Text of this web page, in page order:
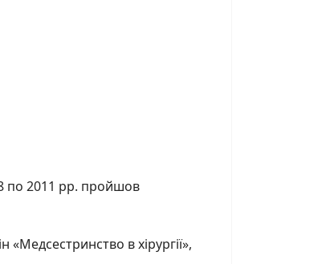
по 2011 рр. пройшов
в хірургії»,